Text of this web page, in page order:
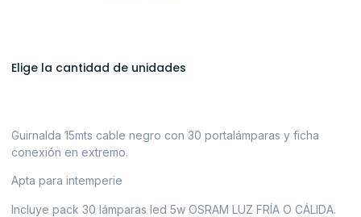
Elige la cantidad de unidades
Guirnalda 15mts cable negro con 30 portalámparas y ficha
conexión en extremo.
Apta para intemperie
Incluye pack 30 lámparas led 5w OSRAM LUZ FRÍA O CÁLIDA.